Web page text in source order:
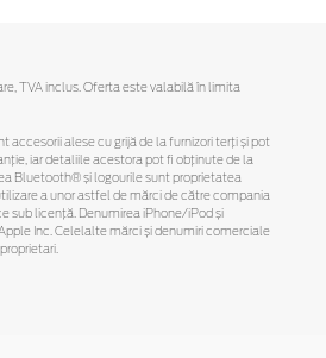
TVA inclus. Oferta este valabilă în limita
accesorii alese cu grijă de la furnizori terți și pot
iar detaliile acestora pot fi obținute de la
Bluetooth® și logourile sunt proprietatea
a unor astfel de mărci de către compania
sub licență. Denumirea iPhone/iPod și
Inc. Celelalte mărci și denumiri comerciale